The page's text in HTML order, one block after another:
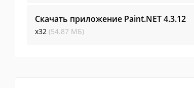
Скачать приложение Paint.NET4.3.12
x32 (54.87 МБ)